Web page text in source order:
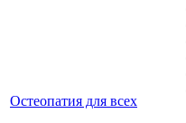
Остеопатия для всех